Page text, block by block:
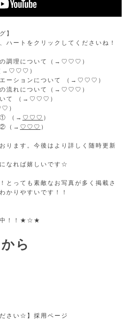
】
ハートをクリックしてくださいね！
調理について（→ ♡♡♡ ）
→ ♡♡♡ ）
ーションについて （→ ♡♡♡ ）
流れについて（→ ♡♡♡ ）
て （→ ♡♡♡ ）
）
① （→ ♡♡♡ ）
②（→ ♡♡♡ ）
ります。今後はより詳しく随時更新
なれば嬉しいです☆
とっても素敵なお写真が多く掲載さ
かりやすいです！！
！！★☆★
から
さい☆】採用ページ